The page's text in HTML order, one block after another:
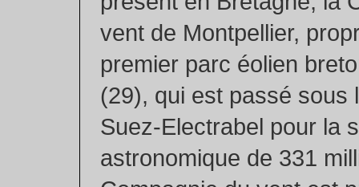
vent de Montpellier,
premier parc éolien
(29), qui est passé sous
Suez-Electrabel pour la
astronomique de 331